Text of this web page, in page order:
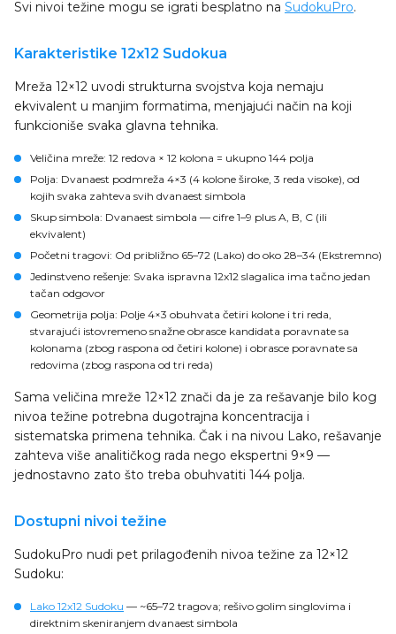
Svi nivoi težine mogu se igrati besplatno na SudokuPro.
Karakteristike 12x12 Sudokua
Mreža 12×12 uvodi strukturna svojstva koja nemaju
ekvivalent u manjim formatima, menjajući način na koji
funkcioniše svaka glavna tehnika.
Veličina mreže: 12 redova × 12 kolona = ukupno 144 polja
Polja: Dvanaest podmreža 4×3 (4 kolone široke, 3 reda visoke), od
kojih svaka zahteva svih dvanaest simbola
Skup simbola: Dvanaest simbola — cifre 1–9 plus A, B, C (ili
ekvivalent)
Početni tragovi: Od približno 65–72 (Lako) do oko 28–34 (Ekstremno)
Jedinstveno rešenje: Svaka ispravna 12x12 slagalica ima tačno jedan
tačan odgovor
Geometrija polja: Polje 4×3 obuhvata četiri kolone i tri reda,
stvarajući istovremeno snažne obrasce kandidata poravnate sa
kolonama (zbog raspona od četiri kolone) i obrasce poravnate sa
redovima (zbog raspona od tri reda)
Sama veličina mreže 12×12 znači da je za rešavanje bilo kog
nivoa težine potrebna dugotrajna koncentracija i
sistematska primena tehnika. Čak i na nivou Lako, rešavanje
zahteva više analitičkog rada nego ekspertni 9×9 —
jednostavno zato što treba obuhvatiti 144 polja.
Dostupni nivoi težine
SudokuPro nudi pet prilagođenih nivoa težine za 12×12
Sudoku:
Lako 12x12 Sudoku — ~65–72 tragova; rešivo golim singlovima i
direktnim skeniranjem dvanaest simbola